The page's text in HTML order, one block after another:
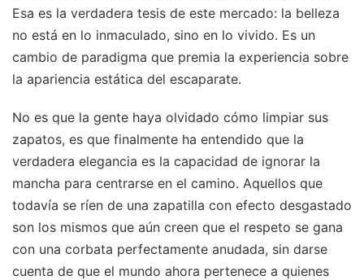
Esa es la verdadera tesis de este mercado: la belleza
no está en lo inmaculado, sino en lo vivido. Es un
cambio de paradigma que premia la experiencia sobre
la apariencia estática del escaparate.
No es que la gente haya olvidado cómo limpiar sus
zapatos, es que finalmente ha entendido que la
verdadera elegancia es la capacidad de ignorar la
mancha para centrarse en el camino. Aquellos que
todavía se ríen de una zapatilla con efecto desgastado
son los mismos que aún creen que el respeto se gana
con una corbata perfectamente anudada, sin darse
cuenta de que el mundo ahora pertenece a quienes